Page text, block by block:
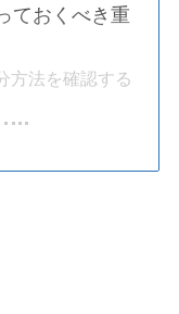
ておくべき重
方法を確認する